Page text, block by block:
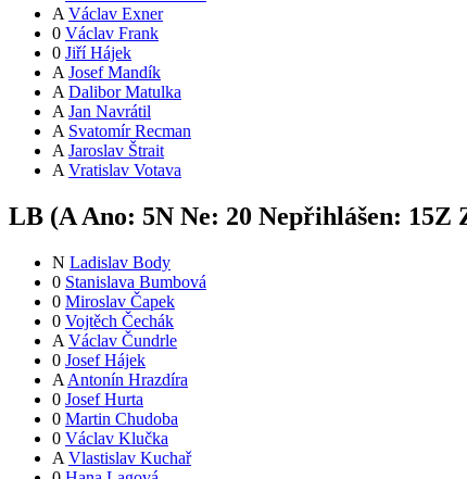
A Václav Exner
0 Václav Frank
0 Jiří Hájek
A Josef Mandík
A Dalibor Matulka
A Jan Navrátil
A Svatomír Recman
A Jaroslav Štrait
A Vratislav Votava
LB (A Ano: 5N Ne: 20 Nepřihlášen: 15Z
N Ladislav Body
0 Stanislava Bumbová
0 Miroslav Čapek
0 Vojtěch Čechák
A Václav Čundrle
0 Josef Hájek
A Antonín Hrazdíra
0 Josef Hurta
0 Martin Chudoba
0 Václav Klučka
A Vlastislav Kuchař